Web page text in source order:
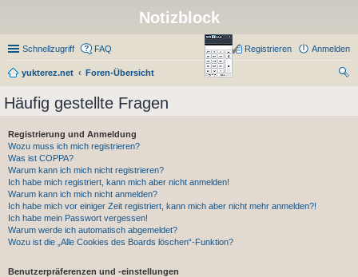
Notizblock
Schnellzugriff FAQ Anmelden
Registrieren
yukterez.net
Foren-Übersicht
Häufig gestellte Fragen
Registrierung und Anmeldung
Wozu muss ich mich registrieren?
Was ist COPPA?
Warum kann ich mich nicht registrieren?
Ich habe mich registriert, kann mich aber nicht anmelden!
Warum kann ich mich nicht anmelden?
Ich habe mich vor einiger Zeit registriert, kann mich aber nicht mehr anmelden?!
Ich habe mein Passwort vergessen!
Warum werde ich automatisch abgemeldet?
Wozu ist die „Alle Cookies des Boards löschen“-Funktion?
Benutzerpräferenzen und -einstellungen